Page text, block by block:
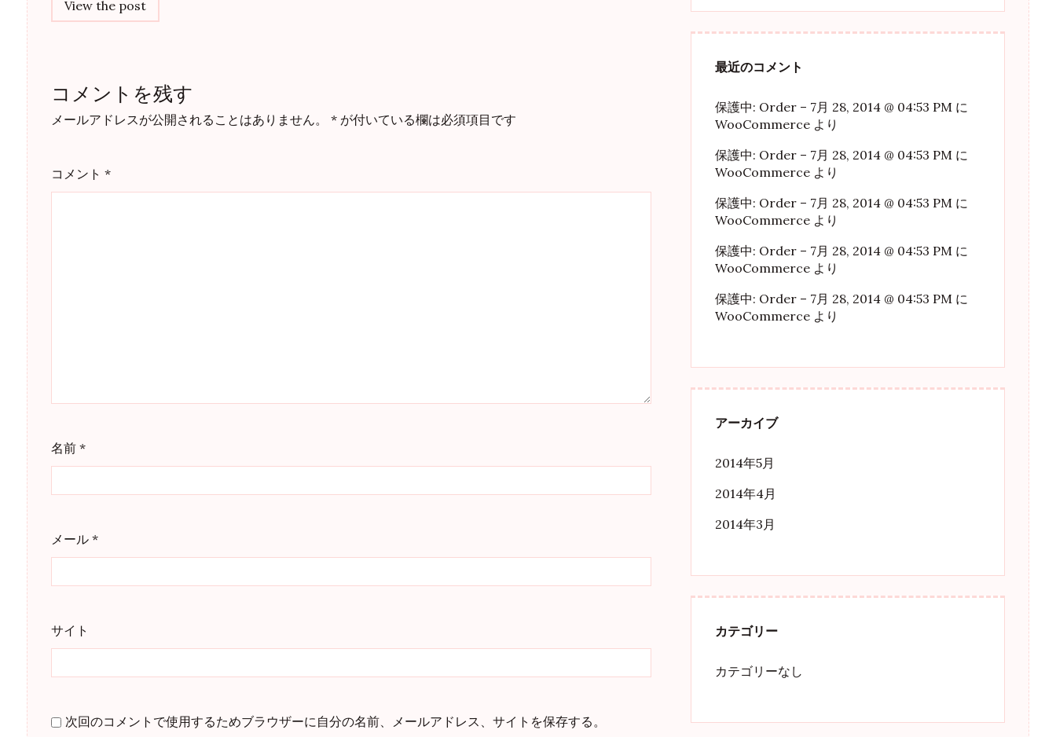
View the post
コメントを残す
メールアドレスが公開されることはありません。 *が付いている欄は必須項目です
コメント *
名前 *
メール *
サイト
次回のコメントで使用するためブラウザーに自分の名前、メールアドレス、サイトを保存する。
最近のコメント
保護中: Order – 7月 28, 2014 @ 04:53 PM に
WooCommerce より
保護中: Order – 7月 28, 2014 @ 04:53 PM に
WooCommerce より
保護中: Order – 7月 28, 2014 @ 04:53 PM に
WooCommerce より
保護中: Order – 7月 28, 2014 @ 04:53 PM に
WooCommerce より
保護中: Order – 7月 28, 2014 @ 04:53 PM に
WooCommerce より
アーカイブ
2014年5月
2014年4月
2014年3月
カテゴリー
カテゴリーなし